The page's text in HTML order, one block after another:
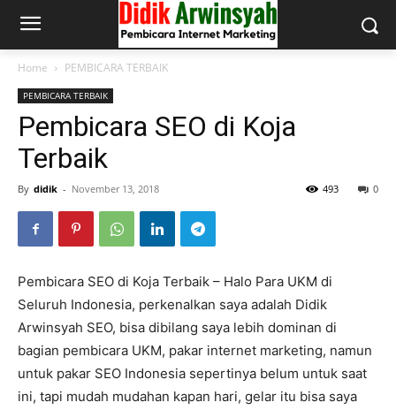
Home PEMBICARA TERBAIK
PEMBICARA TERBAIK
Pembicara SEO di Koja
Terbaik
By didik - November 13, 2018 0
493
Pembicara SEO di Koja Terbaik – Halo Para UKM di
Seluruh Indonesia, perkenalkan saya adalah Didik
Arwinsyah SEO, bisa dibilang saya lebih dominan di
bagian pembicara UKM, pakar internet marketing, namun
untuk pakar SEO Indonesia sepertinya belum untuk saat
ini, tapi mudah mudahan kapan hari, gelar itu bisa saya